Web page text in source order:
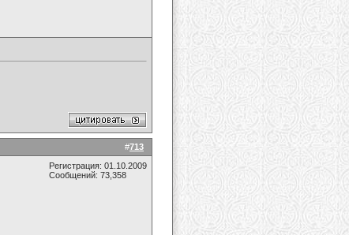
#713
Регистрация: 01.10.2009
Сообщений: 73,358